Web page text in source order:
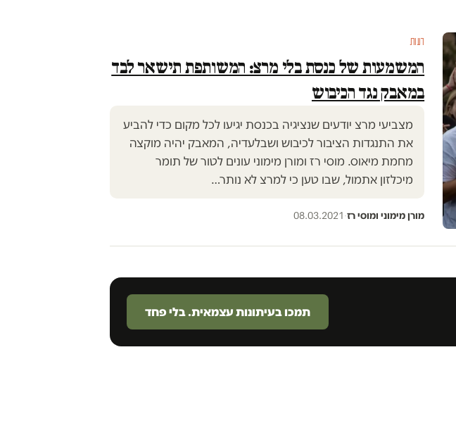
דעות
המשמעות של כנסת בלי מרצ: המשותפת תישאר לבד
במאבק נגד הכיבוש
מצביעי מרצ יודעים שנציגיה בכנסת יגיעו לכל מקום כדי להביע
את התנגדות הציבור לכיבוש ושבלעדיה, המאבק יהיה מוקצה
מחמת מיאוס. מוסי רז ומורן מימוני עונים לטור של תומר
מיכלזון אתמול, שבו טען כי למרצ לא נותר…
מורן מימוני ומוסי רז·
08.03.2021
תמכו בעיתונות עצמאית. בלי פחד